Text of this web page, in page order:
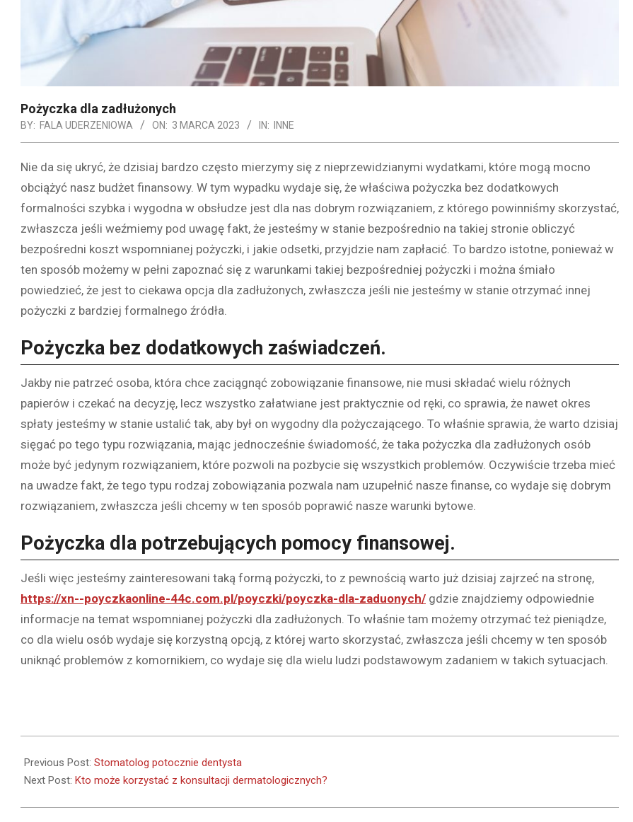
Pożyczka dla zadłużonych
BY: FALA UDERZENIOWA ON: 3 MARCA 2023 IN: INNE
Nie da się ukryć, że dzisiaj bardzo często mierzymy się z nieprzewidzianymi wydatkami, które mogą mocno
obciążyć nasz budżet finansowy. W tym wypadku wydaje się, że właściwa pożyczka bez dodatkowych
formalności szybka i wygodna w obsłudze jest dla nas dobrym rozwiązaniem, z którego powinniśmy skorzystać,
zwłaszcza jeśli weźmiemy pod uwagę fakt, że jesteśmy w stanie bezpośrednio na takiej stronie obliczyć
bezpośredni koszt wspomnianej pożyczki, i jakie odsetki, przyjdzie nam zapłacić. To bardzo istotne, ponieważ w
ten sposób możemy w pełni zapoznać się z warunkami takiej bezpośredniej pożyczki i można śmiało
powiedzieć, że jest to ciekawa opcja dla zadłużonych, zwłaszcza jeśli nie jesteśmy w stanie otrzymać innej
pożyczki z bardziej formalnego źródła.
Pożyczka bez dodatkowych zaświadczeń.
Jakby nie patrzeć osoba, która chce zaciągnąć zobowiązanie finansowe, nie musi składać wielu różnych
papierów i czekać na decyzję, lecz wszystko załatwiane jest praktycznie od ręki, co sprawia, że nawet okres
spłaty jesteśmy w stanie ustalić tak, aby był on wygodny dla pożyczającego. To właśnie sprawia, że warto dzisiaj
sięgać po tego typu rozwiązania, mając jednocześnie świadomość, że taka pożyczka dla zadłużonych osób
może być jedynym rozwiązaniem, które pozwoli na pozbycie się wszystkich problemów. Oczywiście trzeba mieć
na uwadze fakt, że tego typu rodzaj zobowiązania pozwala nam uzupełnić nasze finanse, co wydaje się dobrym
rozwiązaniem, zwłaszcza jeśli chcemy w ten sposób poprawić nasze warunki bytowe.
Pożyczka dla potrzebujących pomocy finansowej.
Jeśli więc jesteśmy zainteresowani taką formą pożyczki, to z pewnością warto już dzisiaj zajrzeć na stronę,
https://xn--poyczkaonline-44c.com.pl/poyczki/poyczka-dla-zaduonych/ gdzie znajdziemy odpowiednie
informacje na temat wspomnianej pożyczki dla zadłużonych. To właśnie tam możemy otrzymać też pieniądze,
co dla wielu osób wydaje się korzystną opcją, z której warto skorzystać, zwłaszcza jeśli chcemy w ten sposób
uniknąć problemów z komornikiem, co wydaje się dla wielu ludzi podstawowym zadaniem w takich sytuacjach.
03-
03
Previous Post: Stomatolog potocznie dentysta
Next Post: Kto może korzystać z konsultacji dermatologicznych?